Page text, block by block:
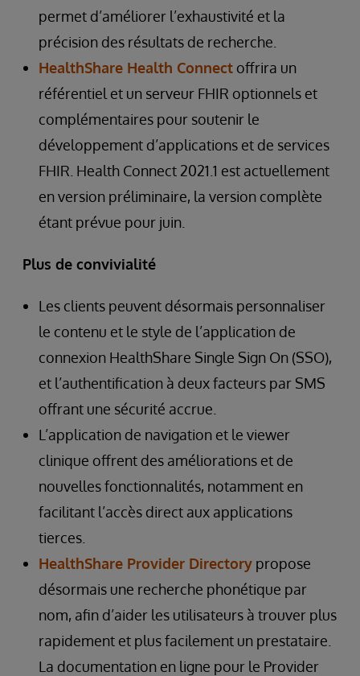
permet d’améliorer l’exhaustivité et la
précision des résultats de recherche.
HealthShare Health Connect offrira un
référentiel et un serveur FHIR optionnels et
complémentaires pour soutenir le
développement d’applications et de services
FHIR. Health Connect 2021.1 est actuellement
en version préliminaire, la version complète
étant prévue pour juin.
Plus de convivialité
Les clients peuvent désormais personnaliser
le contenu et le style de l’application de
connexion HealthShare Single Sign On (SSO),
et l’authentification à deux facteurs par SMS
offrant une sécurité accrue.
L’application de navigation et le viewer
clinique offrent des améliorations et de
nouvelles fonctionnalités, notamment en
facilitant l’accès direct aux applications
tierces.
HealthShare Provider Directory propose
désormais une recherche phonétique par
nom, afin d’aider les utilisateurs à trouver plus
rapidement et plus facilement un prestataire.
La documentation en ligne pour le Provider